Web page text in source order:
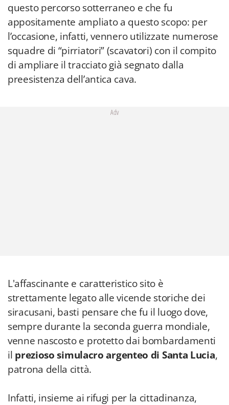
questo percorso sotterraneo e che fu
appositamente ampliato a questo scopo: per
l’occasione, infatti, vennero utilizzate numerose
squadre di “pirriatori” (scavatori) con il compito
di ampliare il tracciato già segnato dalla
preesistenza dell’antica cava.
Adv
L'affascinante e caratteristico sito è
strettamente legato alle vicende storiche dei
siracusani, basti pensare che fu il luogo dove,
sempre durante la seconda guerra mondiale,
venne nascosto e protetto dai bombardamenti
il prezioso simulacro argenteo di Santa Lucia,
patrona della città.
Infatti, insieme ai rifugi per la cittadinanza,